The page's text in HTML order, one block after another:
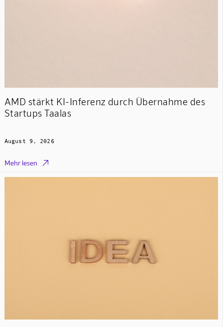
AMD stärkt KI-Inferenz durch Übernahme des
Startups Taalas
August 9, 2026
Mehr lesen 